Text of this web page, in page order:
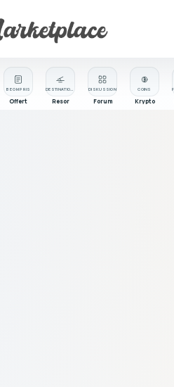
BE OM PRIS
Offert Resor
COINS
Krypto
DISKUSSION
Forum